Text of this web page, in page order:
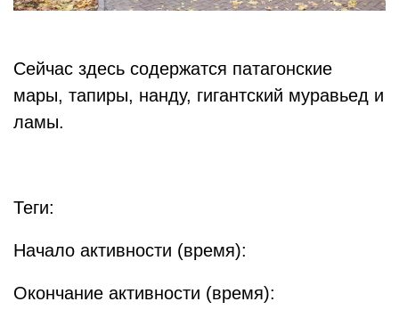
Сейчас здесь содержатся патагонские
мары, тапиры, нанду, гигантский муравьед и
ламы.
Теги:
Начало активности (время):
Окончание активности (время):